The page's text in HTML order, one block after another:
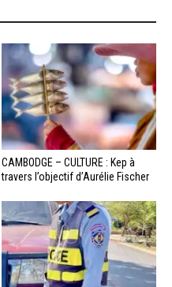
CAMBODGE – CULTURE : Kep à
travers l’objectif d’Aurélie Fischer